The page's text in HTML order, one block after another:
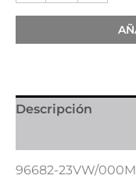
Descripción
96682-23VW/000M